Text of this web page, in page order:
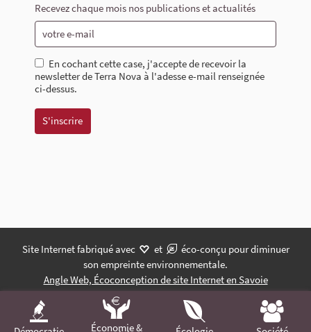
Économie &
Recevez chaque mois nos publications et actualités
En cochant cette case, j'accepte de recevoir la
newsletter de Terra Nova à l'adesse e-mail renseignée
ci-dessus.
Site Internet fabriqué avec et
éco-conçu pour diminuer
son empreinte environnementale.
Angle Web, Écoconception de site Internet en Savoie